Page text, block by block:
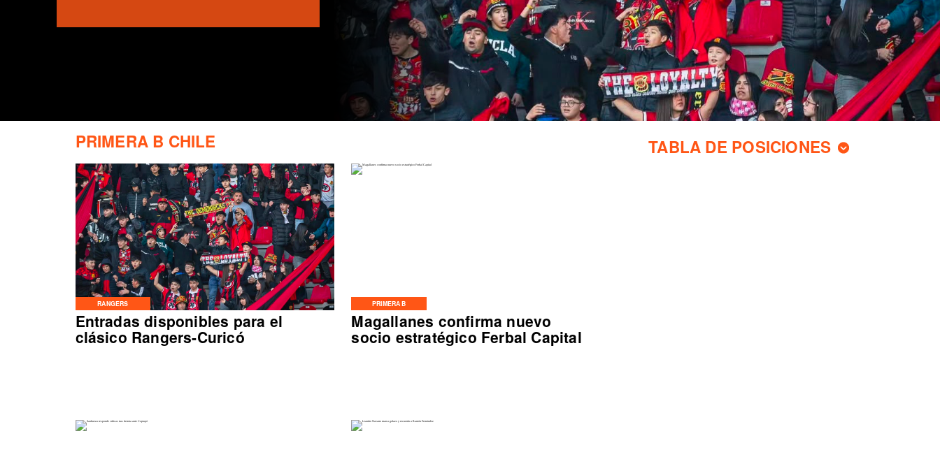
RANGERS
Entradas disponibles para el
clásico Rangers-Curicó
PRIMERA B
Magallanes confirma nuevo
socio estratégico Ferbal Capital
PRIMERA B CHILE TABLA DE POSICIONES